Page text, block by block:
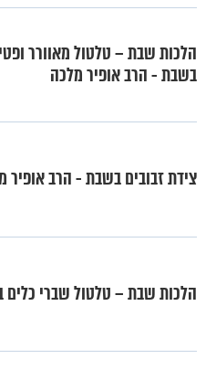
הלכות שבת – טלטול מאוורר
בשבת - הרב אופיר מלכה
צידת זבובים בשבת - הרב אופיר
הלכות שבת – טלטול שברי